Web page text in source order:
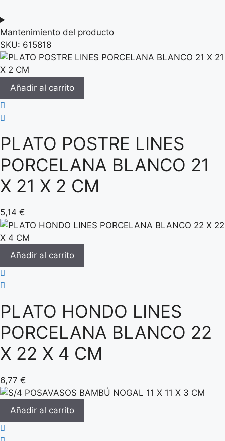
Mantenimiento del producto
SKU: 615818
Añadir al carrito
PLATO POSTRE LINES
PORCELANA BLANCO 21
X 21 X 2 CM
5,14 €
Añadir al carrito
PLATO HONDO LINES
PORCELANA BLANCO 22
X 22 X 4 CM
6,77 €
Añadir al carrito